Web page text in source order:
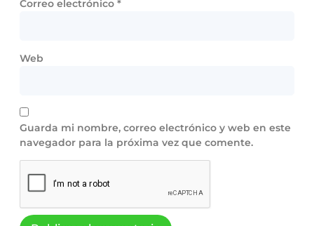
Correo electrónico *
Web
Guarda mi nombre, correo electrónico y web en este
navegador para la próxima vez que comente.